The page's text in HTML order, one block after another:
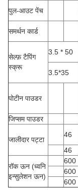
पुल-आउट पेंच
समर्थन कार्ड
सेल्फ़ टैपिंग
स्क्रू
3.5 * 50
3.5*35
पोटीन पाउडर
जिप्सम पाउडर
जालीदार पट्टा
46
46
रॉक ऊन (ध्वनि
इन्सुलेशन ऊन)
600
600
600